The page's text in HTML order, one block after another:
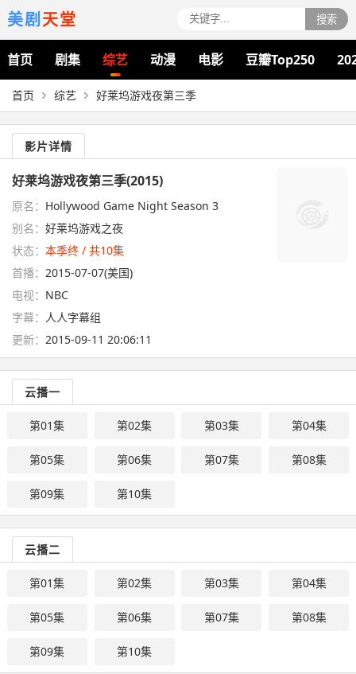
美剧天堂 搜索
首页 剧集 综艺 动漫 电影 豆瓣Top250
首页 综艺 好莱坞游戏夜第三季
影片详情
好莱坞游戏夜第三季(2015)
原名： Hollywood Game Night Season 3
别名： 好莱坞游戏之夜
状态： 本季终 / 共10集
首播： 2015-07-07(美国)
电视： NBC
字幕： 人人字幕组
更新： 2015-09-11 20:06:11
云播一
第01集 第02集 第03集 第04集
第05集 第06集 第07集 第08集
第09集 第10集
云播二
第01集 第02集 第03集 第04集
第05集 第06集 第07集 第08集
第09集 第10集